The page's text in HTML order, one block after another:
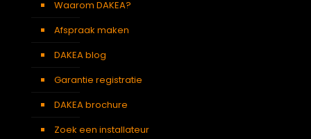
Waarom DAKEA?
Afspraak maken
DAKEA blog
Garantie registratie
DAKEA brochure
Zoek een installateur